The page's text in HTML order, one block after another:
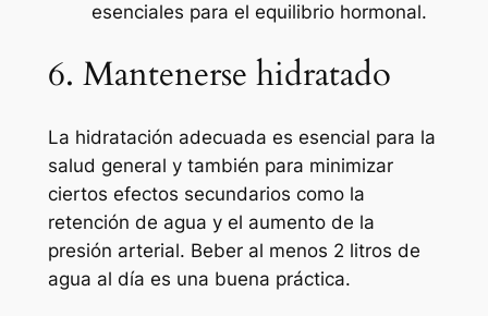
esenciales para el equilibrio hormonal.
6. Mantenerse hidratado
La hidratación adecuada es esencial para la
salud general y también para minimizar
ciertos efectos secundarios como la
retención de agua y el aumento de la
presión arterial. Beber al menos 2 litros de
agua al día es una buena práctica.